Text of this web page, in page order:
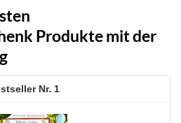
Produkte mit der
1